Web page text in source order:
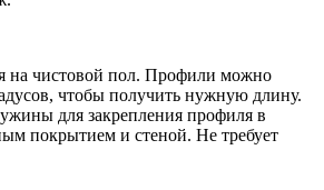
на чистовой пол. Профили можно
чтобы получить нужную длину.
для закрепления профиля в
покрытием и стеной. Не требует